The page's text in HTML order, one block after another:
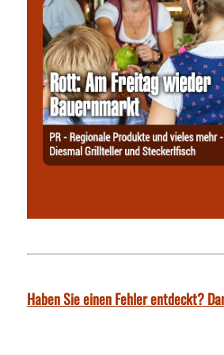
Haben Sie einen Fehler entdeckt?